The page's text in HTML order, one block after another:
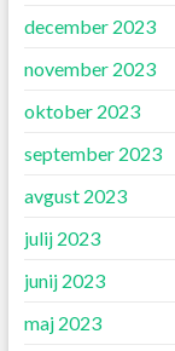
december 2023
november 2023
oktober 2023
september 2023
avgust 2023
julij 2023
junij 2023
maj 2023